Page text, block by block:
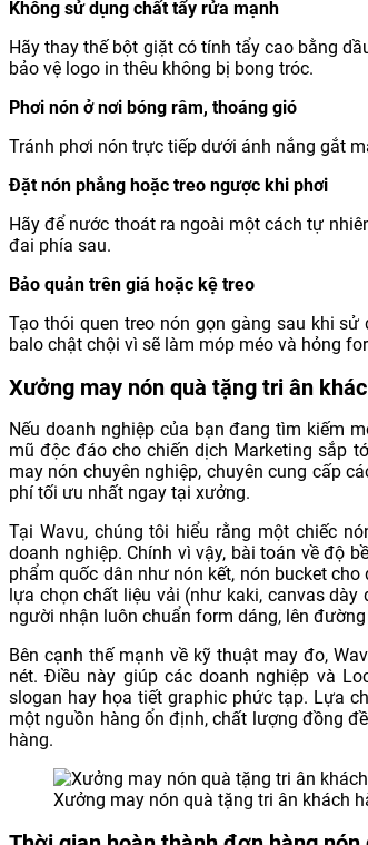
Không sử dụng chất tẩy rửa mạnh
Hãy thay thế bột giặt có tính tẩy cao bằng
bảo vệ logo in thêu không bị bong tróc.
Phơi nón ở nơi bóng râm, thoáng gió
Tránh phơi nón trực tiếp dưới ánh nắng gắt
Đặt nón phẳng hoặc treo ngược khi phơi
Hãy để nước thoát ra ngoài một cách tự
đai phía sau.
Bảo quản trên giá hoặc kệ treo
Tạo thói quen treo nón gọn gàng sau khi
balo chật chội vì sẽ làm móp méo và hỏng
Xưởng may nón quà tặng tri ân
Nếu doanh nghiệp của bạn đang tìm kiếm
mũ độc đáo cho chiến dịch Marketing sắp
may nón chuyên nghiệp, chuyên cung cấp
phí tối ưu nhất ngay tại xưởng.
Tại Wavu, chúng tôi hiểu rằng một chiếc
doanh nghiệp. Chính vì vậy, bài toán về độ
phẩm quốc dân như nón kết, nón bucket
lựa chọn chất liệu vải (như kaki, canvas
người nhận luôn chuẩn form dáng, lên
Bên cạnh thế mạnh về kỹ thuật may đo,
nét. Điều này giúp các doanh nghiệp và
slogan hay họa tiết graphic phức tạp. Lựa
một nguồn hàng ổn định, chất lượng đồng
hàng.
Xưởng may nón quà tặng tri ân khách